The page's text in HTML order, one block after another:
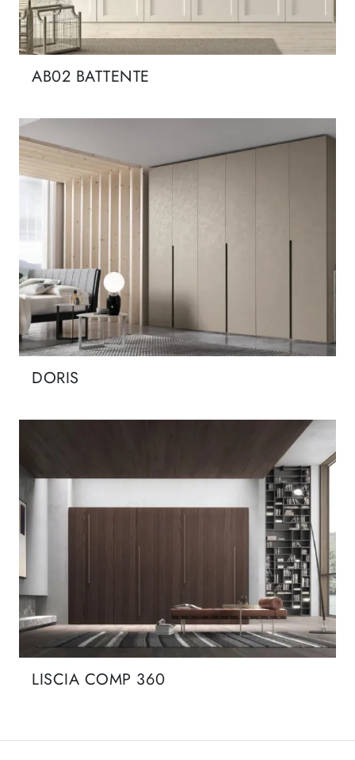
AB02 BATTENTE
DORIS
LISCIA COMP 360